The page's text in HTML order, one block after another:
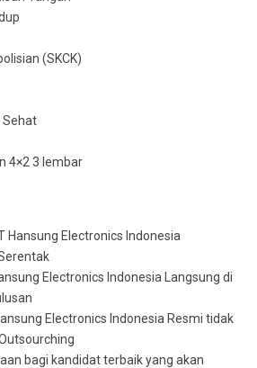
(SKCK)
Sehat
4×2 3 lembar
Hansung Electronics Indonesia
Electronics Indonesia Langsung di
Electronics Indonesia Resmi tidak
bagi kandidat terbaik yang akan